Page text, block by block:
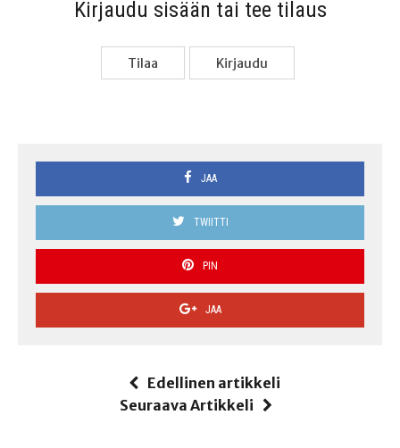
Kir­jau­du sisään tai tee tilaus
Tilaa Kir­jau­du
JAA
TWIITTI
PIN
JAA
Edellinen artikkeli
Seuraava Artikkeli